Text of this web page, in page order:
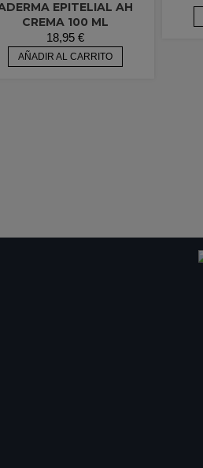
EPITELIAL AH
CREMA 100 ML
18,95 €
AÑADIR AL CARRITO